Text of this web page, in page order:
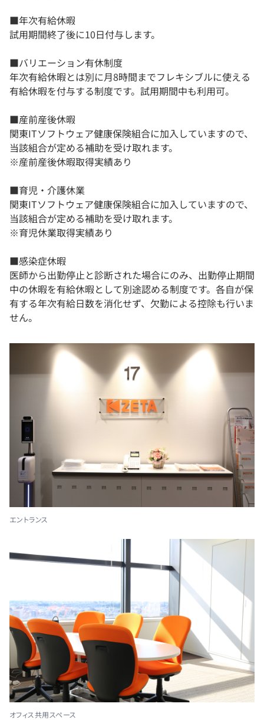
■年次有給休暇
試用期間終了後に10日付与します。
■バリエーション有休制度
年次有給休暇とは別に月8時間までフレキシブルに使える
有給休暇を付与する制度です。試用期間中も利用可。
■産前産後休暇
関東ITソフトウェア健康保険組合に加入していますので、
当該組合が定める補助を受け取れます。
※産前産後休暇取得実績あり
■育児・介護休業
関東ITソフトウェア健康保険組合に加入していますので、
当該組合が定める補助を受け取れます。
※育児休業取得実績あり
■感染症休暇
医師から出勤停止と診断された場合にのみ、出勤停止期間
中の休暇を有給休暇として別途認める制度です。各自が保
有する年次有給日数を消化せず、欠勤による控除も行いま
せん。
エントランス
オフィス共用スペース